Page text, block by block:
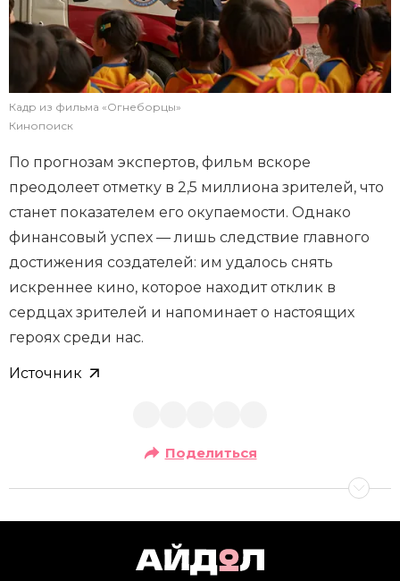
Кадр из фильма «Огнеборцы»
Кинопоиск
По прогнозам экспертов, фильм вскоре
преодолеет отметку в 2,5 миллиона зрителей, что
станет показателем его окупаемости. Однако
финансовый успех — лишь следствие главного
достижения создателей: им удалось снять
искреннее кино, которое находит отклик в
сердцах зрителей и напоминает о настоящих
героях среди нас.
Источник
Поделиться